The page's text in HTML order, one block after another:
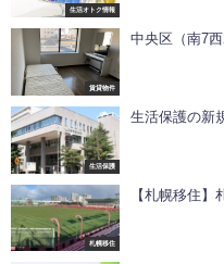
生活オトク情報
賃貸物件
中央区（南7
生活保護
生活保護の新
札幌移住
【札幌移住